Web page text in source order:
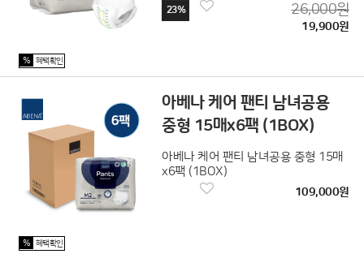
23% 26,000원
19,900원
% 혜택확인
아베나 케어 팬티 남녀공용
중형 15매x6팩 (1BOX)
아베나 케어 팬티 남녀공용 중형 15매
x6팩 (1BOX)
109,000원
% 혜택확인